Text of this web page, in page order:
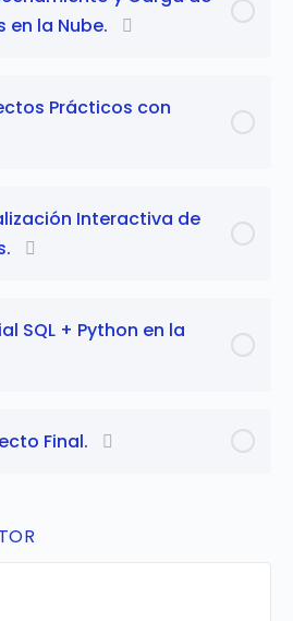
en la Nube.
Prácticos con
Interactiva de
SQL + Python en la
Final.